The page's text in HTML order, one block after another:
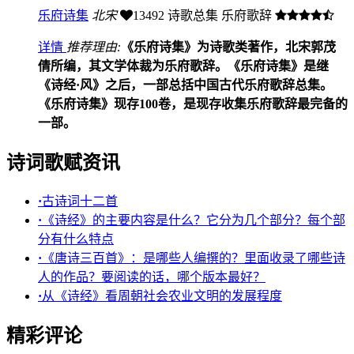
乐府诗集 北宋 13492 诗歌总集 乐府歌辞
详情 推荐理由: 《乐府诗集》为诗歌类著作，北宋郭茂
倩所编，其文学体裁为乐府歌辞。《乐府诗集》是继
《诗经·风》之后，一部总括中国古代乐府歌辞总集。
《乐府诗集》现存100卷，是现存收集乐府歌辞最完备的
一部。
诗词歌赋资讯
·古诗词十二首
· 《诗经》的主要内容是什么？它分为几个部分？每个部
分有什么特点
· 《唐诗三百首》：是哪些人编撰的？里面收录了哪些诗
人的作品？要阅读的话，哪个版本最好？
·从《诗经》看周朝社会农业文明的发展程度
精彩评论